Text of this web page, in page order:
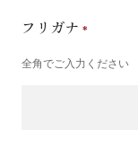
フリガナ
全角でご入力ください